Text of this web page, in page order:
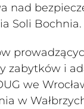
nad
Soli Bochnia.
zabytków i
we
w